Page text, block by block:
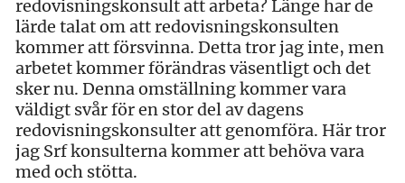
redovisningskonsult att arbeta? Länge har de
lärde talat om att redovisningskonsulten
kommer att försvinna. Detta tror jag inte, men
arbetet kommer förändras väsentligt och det
sker nu. Denna omställning kommer vara
väldigt svår för en stor del av dagens
redovisningskonsulter att genomföra. Här tror
jag Srf konsulterna kommer att behöva vara
med och stötta.